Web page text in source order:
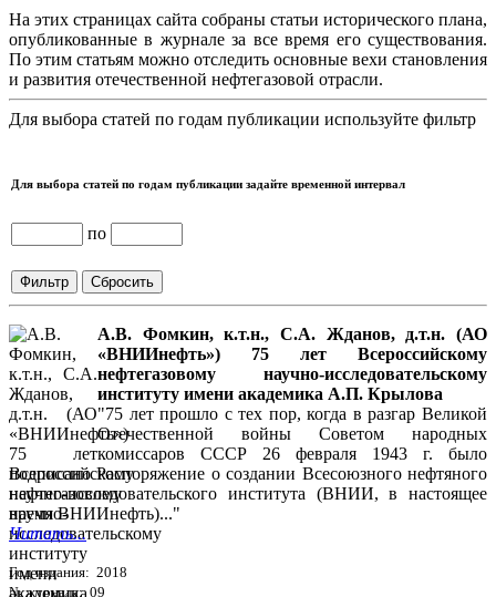
На этих страницах сайта собраны статьи исторического плана,
опубликованные в журнале за все время его существования.
По этим статьям можно отследить основные вехи становления
и развития отечественной нефтегазовой отрасли.
Для выбора статей по годам публикации используйте фильтр
Для выбора статей по годам публикации задайте временной интервал
по
А.В. Фомкин, к.т.н., С.А. Жданов, д.т.н. (АО
«ВНИИнефть») 75 лет Всероссийскому
нефтегазовому научно-исследовательскому
институту имени академика А.П. Крылова
"75 лет прошло с тех пор, когда в разгар Великой
Отечественной войны Советом народных
комиссаров СССР 26 февраля 1943 г. было
подписано Распоряжение о создании Всесоюзного нефтяного
научно-исследовательского института (ВНИИ, в настоящее
время ВНИИнефть)..."
Читать...
Год издания: 2018
№ журнала: 09